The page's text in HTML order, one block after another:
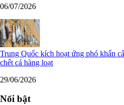
06/07/2026
Trung Quốc kích hoạt ứng phó khẩn
chết cá hàng loạt
29/06/2026
Nổi bật